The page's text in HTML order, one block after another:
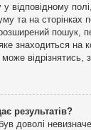
відповідному
та на сторінках
пошук,
знаходиться на
відрізнятись,
результатів?
доволі